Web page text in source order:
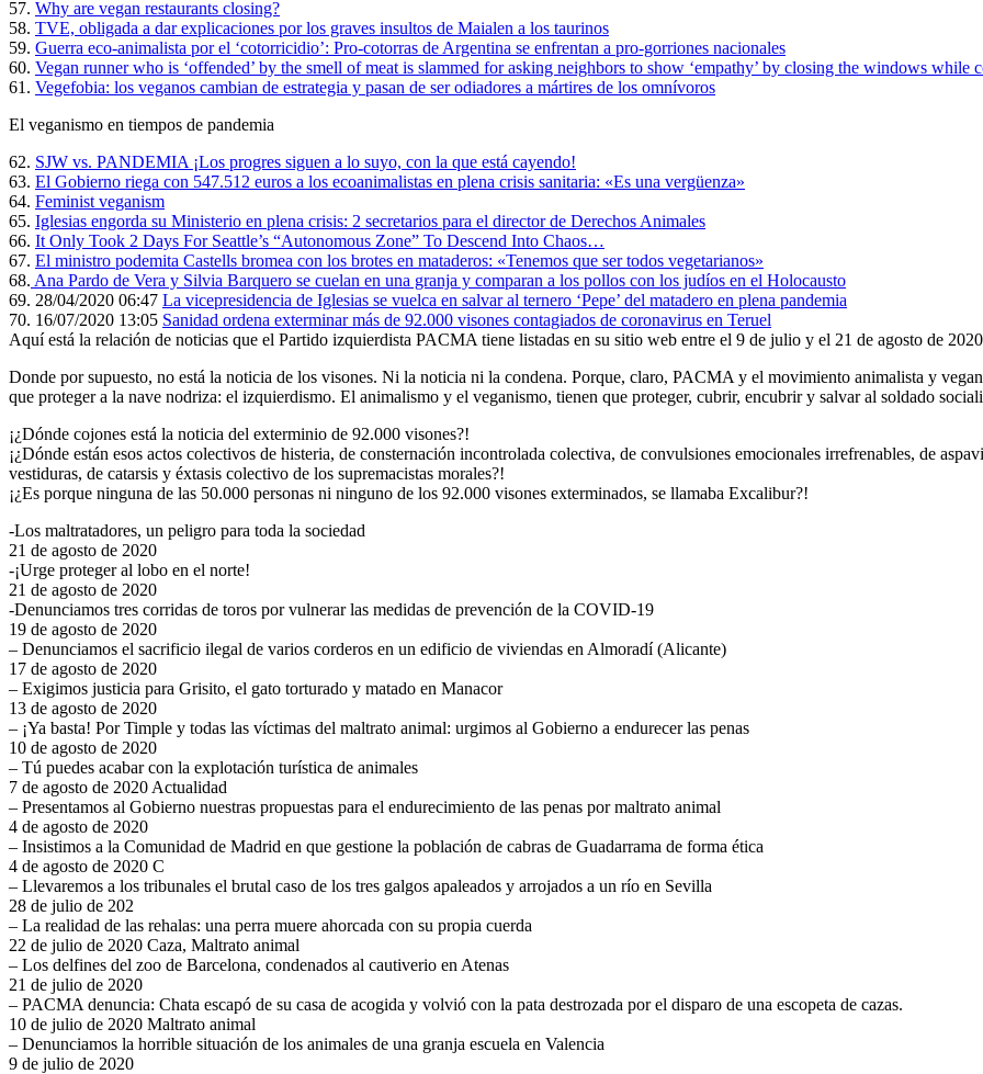
57. Why are vegan restaurants closing?
58. TVE, obligada a dar explicaciones por los graves insultos de Maialen a los taurinos
59. Guerra eco-animalista por el ‘cotorricidio’: Pro-cotorras de Argentina se enfrentan a pro-gorriones nacionales
60. Vegan runner who is ‘offended’ by the smell of meat is slammed for asking neighbors to show ‘empathy’ by closing the windows
61. Vegefobia: los veganos cambian de estrategia y pasan de ser odiadores a mártires de los omnívoros
El veganismo en tiempos de pandemia
62. SJW vs. PANDEMIA ¡Los progres siguen a lo suyo, con la que está cayendo!
63. El Gobierno riega con 547.512 euros a los ecoanimalistas en plena crisis sanitaria: «Es una vergüenza»
64. Feminist veganism
65. Iglesias engorda su Ministerio en plena crisis: 2 secretarios para el director de Derechos Animales
66. It Only Took 2 Days For Seattle’s “Autonomous Zone” To Descend Into Chaos…
67. El ministro podemita Castells bromea con los brotes en mataderos: «Tenemos que ser todos vegetarianos»
68. Ana Pardo de Vera y Silvia Barquero se cuelan en una granja y comparan a los pollos con los judíos en el Holocausto
69. 28/04/2020 06:47 La vicepresidencia de Iglesias se vuelca en salvar al ternero ‘Pepe’ del matadero en plena pandemia
70. 16/07/2020 13:05 Sanidad ordena exterminar más de 92.000 visones contagiados de coronavirus en Teruel
Aquí está la relación de noticias que el Partido izquierdista PACMA tiene listadas en su sitio web entre el 9 de julio y el 21 de agosto de
Donde por supuesto, no está la noticia de los visones. Ni la noticia ni la condena. Porque, claro, PACMA y el movimiento animalista y
que proteger a la nave nodriza: el izquierdismo. El animalismo y el veganismo, tienen que proteger, cubrir, encubrir y salvar al soldado
¡¿Dónde cojones está la noticia del exterminio de 92.000 visones?!
¡¿Dónde están esos actos colectivos de histeria, de consternación incontrolada colectiva, de convulsiones emocionales irrefrenables, de
vestiduras, de catarsis y éxtasis colectivo de los supremacistas morales?!
¡¿Es porque ninguna de las 50.000 personas ni ninguno de los 92.000 visones exterminados, se llamaba Excalibur?!
-Los maltratadores, un peligro para toda la sociedad
21 de agosto de 2020
-¡Urge proteger al lobo en el norte!
21 de agosto de 2020
-Denunciamos tres corridas de toros por vulnerar las medidas de prevención de la COVID-19
19 de agosto de 2020
– Denunciamos el sacrificio ilegal de varios corderos en un edificio de viviendas en Almoradí (Alicante)
17 de agosto de 2020
– Exigimos justicia para Grisito, el gato torturado y matado en Manacor
13 de agosto de 2020
– ¡Ya basta! Por Timple y todas las víctimas del maltrato animal: urgimos al Gobierno a endurecer las penas
10 de agosto de 2020
– Tú puedes acabar con la explotación turística de animales
7 de agosto de 2020 Actualidad
– Presentamos al Gobierno nuestras propuestas para el endurecimiento de las penas por maltrato animal
4 de agosto de 2020
– Insistimos a la Comunidad de Madrid en que gestione la población de cabras de Guadarrama de forma ética
4 de agosto de 2020 C
– Llevaremos a los tribunales el brutal caso de los tres galgos apaleados y arrojados a un río en Sevilla
28 de julio de 202
– La realidad de las rehalas: una perra muere ahorcada con su propia cuerda
22 de julio de 2020 Caza, Maltrato animal
– Los delfines del zoo de Barcelona, condenados al cautiverio en Atenas
21 de julio de 2020
– PACMA denuncia: Chata escapó de su casa de acogida y volvió con la pata destrozada por el disparo de una escopeta de cazas.
10 de julio de 2020 Maltrato animal
– Denunciamos la horrible situación de los animales de una granja escuela en Valencia
9 de julio de 2020